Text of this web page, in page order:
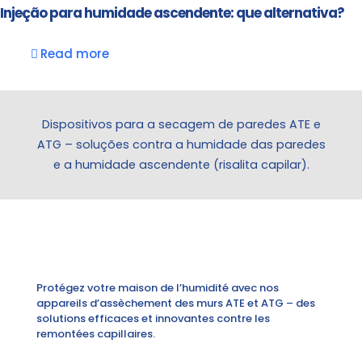
Injeção para humidade ascendente: que alternativa?
Read more
Dispositivos para a secagem de paredes ATE e
ATG – soluções contra a humidade das paredes
e a humidade ascendente (risalita capilar).
Protégez votre maison de l’humidité avec nos
appareils d’assèchement des murs ATE et ATG – des
solutions efficaces et innovantes contre les
remontées capillaires.